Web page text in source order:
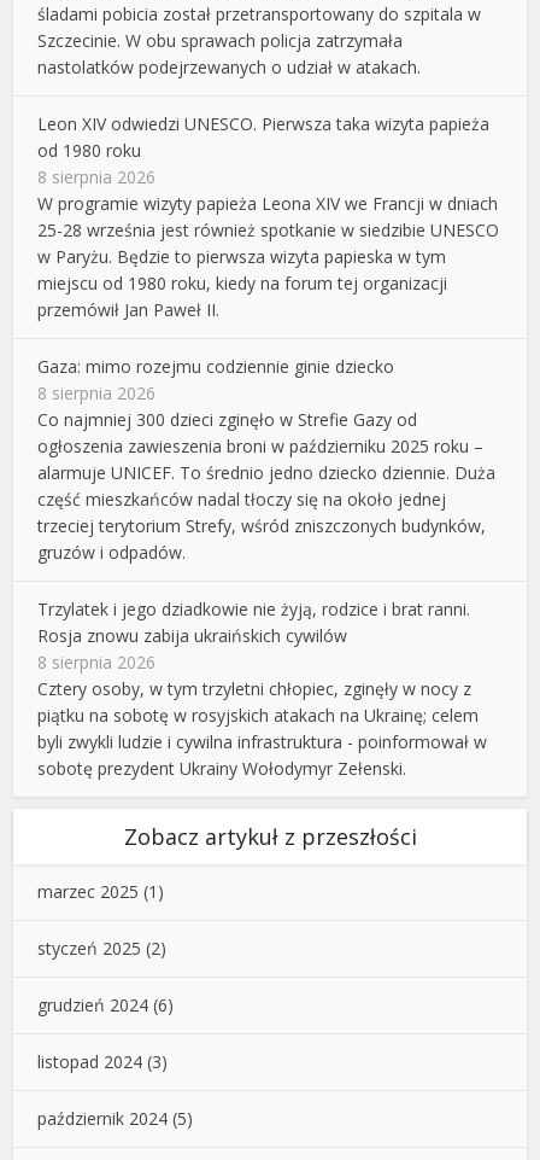
śladami pobicia został przetransportowany do szpitala w
Szczecinie. W obu sprawach policja zatrzymała
nastolatków podejrzewanych o udział w atakach.
Leon XIV odwiedzi UNESCO. Pierwsza taka wizyta papieża
od 1980 roku
8 sierpnia 2026
W programie wizyty papieża Leona XIV we Francji w dniach
25-28 września jest również spotkanie w siedzibie UNESCO
w Paryżu. Będzie to pierwsza wizyta papieska w tym
miejscu od 1980 roku, kiedy na forum tej organizacji
przemówił Jan Paweł II.
Gaza: mimo rozejmu codziennie ginie dziecko
8 sierpnia 2026
Co najmniej 300 dzieci zginęło w Strefie Gazy od
ogłoszenia zawieszenia broni w październiku 2025 roku –
alarmuje UNICEF. To średnio jedno dziecko dziennie. Duża
część mieszkańców nadal tłoczy się na około jednej
trzeciej terytorium Strefy, wśród zniszczonych budynków,
gruzów i odpadów.
Trzylatek i jego dziadkowie nie żyją, rodzice i brat ranni.
Rosja znowu zabija ukraińskich cywilów
8 sierpnia 2026
Cztery osoby, w tym trzyletni chłopiec, zginęły w nocy z
piątku na sobotę w rosyjskich atakach na Ukrainę; celem
byli zwykli ludzie i cywilna infrastruktura - poinformował w
sobotę prezydent Ukrainy Wołodymyr Zełenski.
Zobacz artykuł z przeszłości
marzec 2025 (1)
styczeń 2025 (2)
grudzień 2024 (6)
listopad 2024 (3)
październik 2024 (5)